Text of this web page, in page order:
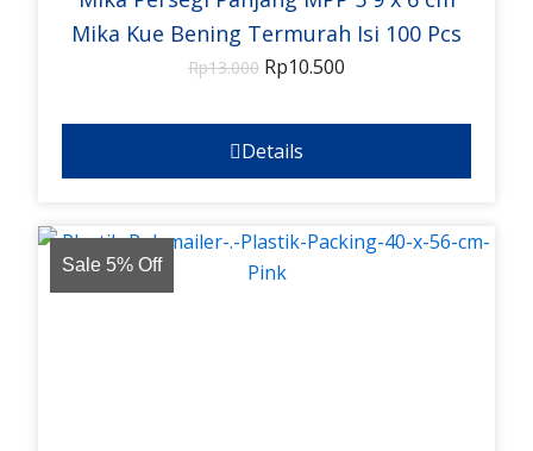
Mika Kue Bening Termurah Isi 100 Pcs
Rp13.000 Rp10.500
Details
Sale 5% Off